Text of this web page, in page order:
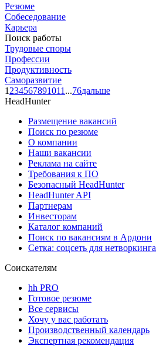
Резюме
Собеседование
Карьера
Поиск работы
Трудовые споры
Профессии
Продуктивность
Саморазвитие
1 234567891011 ...76дальше
HeadHunter
Размещение вакансий
Поиск по резюме
О компании
Наши вакансии
Реклама на сайте
Требования к ПО
Безопасный HeadHunter
HeadHunter API
Партнерам
Инвесторам
Каталог компаний
Поиск по вакансиям в Ардони
Сетка: соцсеть для нетворкинга
Соискателям
hh PRO
Готовое резюме
Все сервисы
Хочу у вас работать
Производственный календарь
Экспертная рекомендация